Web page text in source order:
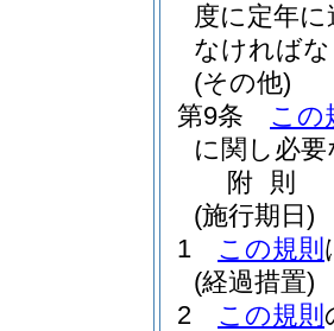
度に定年
なければ
(その他)
第9条
この
に関し必
附 則
(施行期日)
1
この規則
(経過措置)
2
この規則